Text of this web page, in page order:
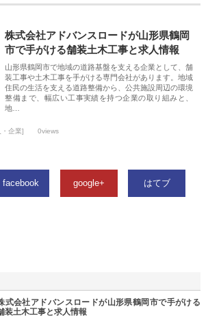
株式会社アドバンスロードが山形県鶴岡
市で手がける舗装土木工事と求人情報
山形県鶴岡市で地域の道路基盤を支える企業として、舗
装工事や土木工事を手がける専門会社があります。地域
住民の生活を支える道路整備から、公共施設周辺の環境
整備まで、幅広い工事実績を持つ企業の取り組みと、
地…
企業] 0views
facebook google+ はてブ
式会社アドバンスロードが山形県鶴岡市で手がける
装土木工事と求人情報